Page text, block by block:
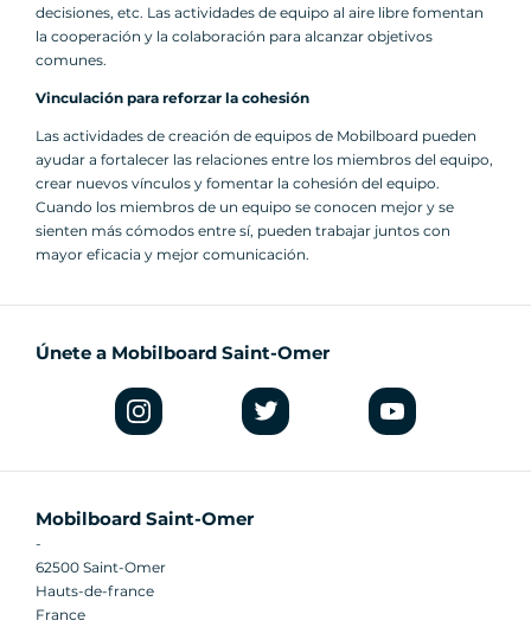
decisiones, etc. Las actividades de equipo al aire libre fomentan
la cooperación y la colaboración para alcanzar objetivos
comunes.
Vinculación para reforzar la cohesión
Las actividades de creación de equipos de Mobilboard pueden
ayudar a fortalecer las relaciones entre los miembros del equipo,
crear nuevos vínculos y fomentar la cohesión del equipo.
Cuando los miembros de un equipo se conocen mejor y se
sienten más cómodos entre sí, pueden trabajar juntos con
mayor eficacia y mejor comunicación.
Únete a Mobilboard Saint-Omer
Mobilboard Saint-Omer
-
62500 Saint-Omer
Hauts-de-france
France